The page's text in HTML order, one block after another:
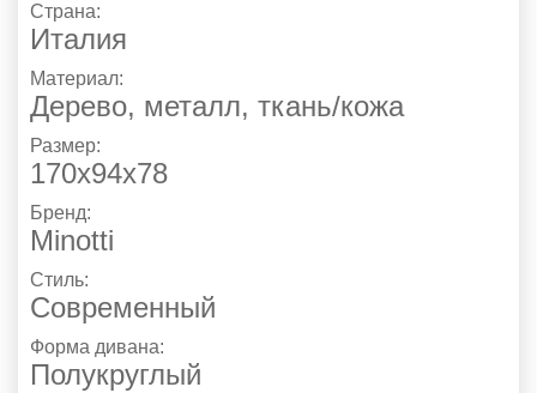
Страна:
Италия
Материал:
Дерево, металл, ткань/кожа
Размер:
170х94х78
Бренд:
Minotti
Стиль:
Современный
Форма дивана:
Полукруглый